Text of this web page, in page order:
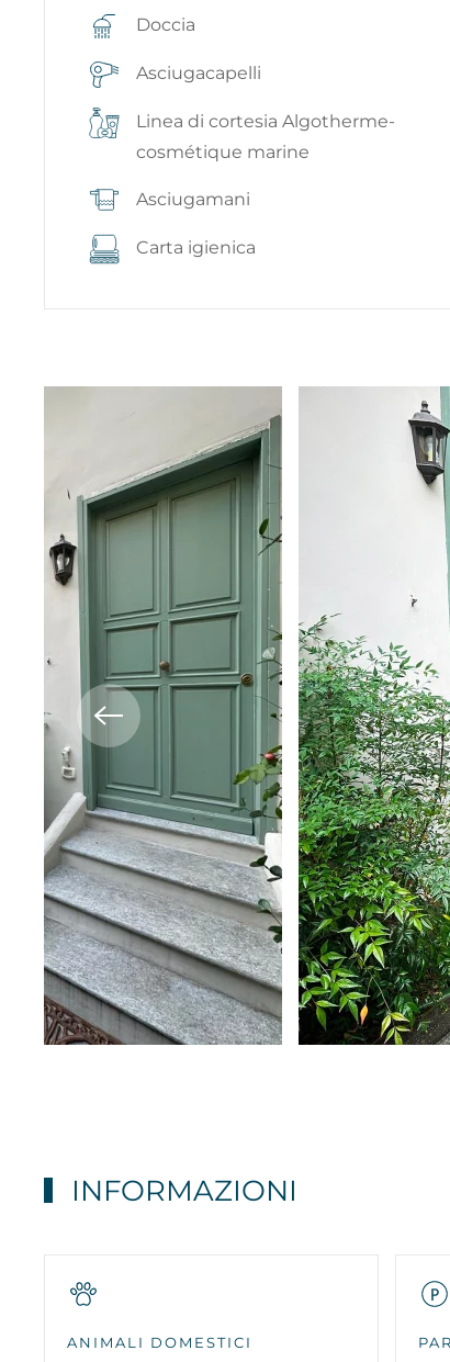
Doccia
Asciugacapelli
Linea di cortesia Algotherme-
cosmétique marine
Asciugamani
Carta igienica
INFORMAZIONI
ANIMALI DOMESTICI